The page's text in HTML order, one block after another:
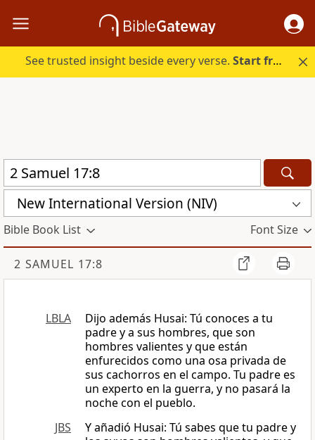
See trusted insight beside every verse.Start free.
New International Version (NIV)
Bible Book List Font Size
2 SAMUEL 17:8
LBLA
Dijo además Husai: Tú conoces a tu
padre y a sus hombres, que son
hombres valientes y que están
enfurecidos como una osa privada de
sus cachorros en el campo. Tu padre es
un experto en la guerra, y no pasará la
noche con el pueblo.
JBS
Y añadió Husai: Tú sabes que tu padre y